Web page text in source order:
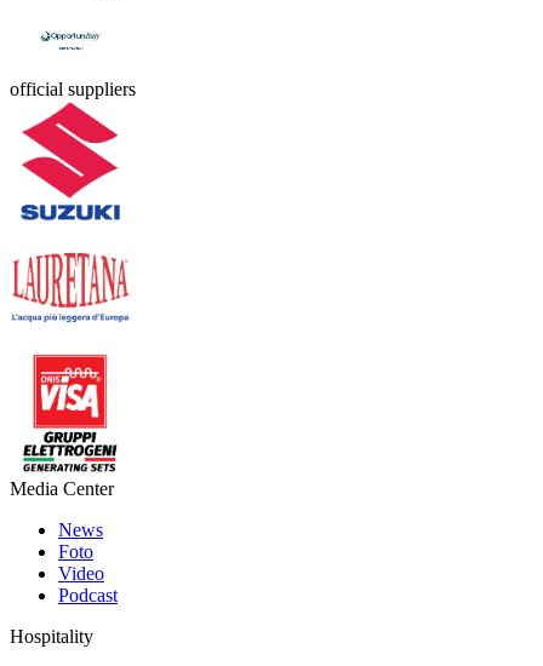
official suppliers
Media Center
News
Foto
Video
Podcast
Hospitality